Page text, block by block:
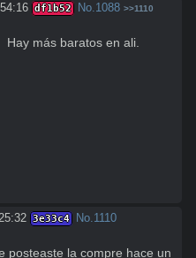
df1b52 No.1088 >>1110
Hay más baratos en ali.
3e33c4 No. 1110
posteaste la compre hace un